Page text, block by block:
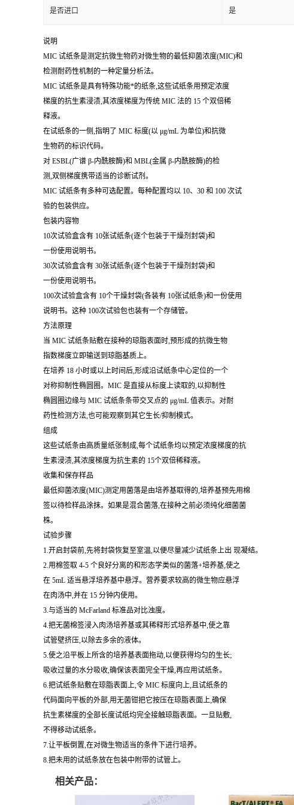
是否进口 是
说明
MIC 试纸条是测定抗微生物药对微生物的最低抑菌浓度(MIC)和
检测耐药性机制的一种定量分析法。
MIC 试纸条是具有特殊功能*的纸条,这些试纸条用预定浓度
梯度的抗生素浸渍,其浓度梯度为传统 MIC 法的 15 个双倍稀
释液。
在试纸条的一侧,指明了 MIC 标度(以 μg/mL 为单位)和抗微
生物药的标识代码。
对 ESBL(广谱 β-内酰胺酶)和 MBL(金属 β-内酰胺酶)的检
测,双侧梯度携带适当的诊断试剂。
MIC 试纸条有多种可选配置。每种配置均以 10、30 和 100 次试
验的包装供应。
包装内容物
10次试验盒含有 10张试纸条(逐个包装于干燥剂封袋)和
一份使用说明书。
30次试验盒含有 30张试纸条(逐个包装于干燥剂封袋)和
一份使用说明书。
100次试验盒含有 10个干燥封袋(各装有 10张试纸条)和一份使用
说明书。这种 100次试验包也装有一个存储管。
方法原理
当 MIC 试纸条贴敷在接种的琼脂表面时,预形成的抗微生物
指数梯度立即输送到琼脂基质上。
在培养 18 小时或以上时间后,形成沿试纸条中心定位的一个
对称抑制性椭圆圈。MIC 是直接从标度上读取的,以抑制性
椭圆圈边缘与 MIC 试纸条条带交叉点的 μg/mL 值表示。对耐
药性检测方法,也可能观察到其它生长/抑制模式。
组成
这些试纸条由高质量纸张制成,每个试纸条均以预定浓度梯度的抗
生素浸渍,其浓度梯度为抗生素的 15个双倍稀释液。
收集和保存样品
最低抑菌浓度(MIC)测定用菌落是由培养基取得的,培养基预先用棉
签以待检样品涂抹。如果是混合菌落,在接种之前必须纯化细菌菌
株。
试验步骤
1.开启封袋前,先将封袋恢复至室温,以便尽量减少试纸条上出 现凝结。
2.用棉签取 4-5 个良好分离的和形态学类似的菌落+培养基,使之
在 5mL 适当悬浮培养基中悬浮。营养要求较高的微生物应悬浮
在肉汤中,并在 15 分钟内使用。
3.与适当的 McFarland 标准品对比浊度。
4.把无菌棉签浸入肉汤培养基或其稀释形式培养基中,使之靠
试管壁挤压,以除去多余的液体。
5.使之沿平板上所含的培养基表面拖动,以便获得均匀的生长;
吸收过量的水分吸收,确保该表面完全干燥,再应用试纸条。
6.把试纸条贴敷在琼脂表面上,令 MIC 标度向上,且试纸条的
代码面向平板的外部,用无菌钳把它按压在琼脂表面上,确保
抗生素梯度的全部长度试纸均完全接触琼脂表面。一旦贴敷,
不得移动试纸条。
7.让平板倒置,在对微生物适当的条件下进行培养。
8.把未用的试纸条放在包装中附带的试管上。
相关产品：